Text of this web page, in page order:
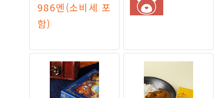
986엔(소비세 포
함)